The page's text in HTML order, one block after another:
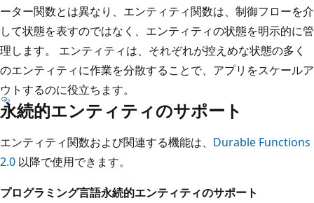
ーター関数とは異なり、エンティティ関数は、制御フローを介
して状態を表すのではなく、エンティティの状態を明示的に管
理します。 エンティティは、それぞれが控えめな状態の多く
のエンティティに作業を分散することで、アプリをスケールア
ウトするのに役立ちます。
永続的エンティティのサポート
エンティティ関数および関連する機能は、 Durable Functions
2.0 以降で使用できます。
プログラミング言語永続的エンティティのサポート